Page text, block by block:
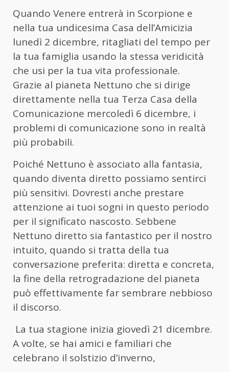
Quando Venere entrerà in Scorpione e
nella tua undicesima Casa dell’Amicizia
lunedì 2 dicembre, ritagliati del tempo per
la tua famiglia usando la stessa veridicità
che usi per la tua vita professionale.
Grazie al pianeta Nettuno che si dirige
direttamente nella tua Terza Casa della
Comunicazione mercoledì 6 dicembre, i
problemi di comunicazione sono in realtà
più probabili.
Poiché Nettuno è associato alla fantasia,
quando diventa diretto possiamo sentirci
più sensitivi. Dovresti anche prestare
attenzione ai tuoi sogni in questo periodo
per il significato nascosto. Sebbene
Nettuno diretto sia fantastico per il nostro
intuito, quando si tratta della tua
conversazione preferita: diretta e concreta,
la fine della retrogradazione del pianeta
può effettivamente far sembrare nebbioso
il discorso.
La tua stagione inizia giovedì 21 dicembre.
A volte, se hai amici e familiari che
celebrano il solstizio d’inverno,